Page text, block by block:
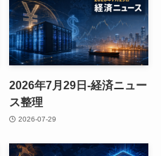
2026年7月29日-経済ニュー
ス整理
2026-07-29